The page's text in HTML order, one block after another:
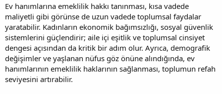
Ev hanımlarına emeklilik hakkı tanınması, kısa vadede
maliyetli gibi görünse de uzun vadede toplumsal faydalar
yaratabilir. Kadınların ekonomik bağımsızlığı, sosyal güvenlik
sistemlerini güçlendirir; aile içi eşitlik ve toplumsal cinsiyet
dengesi açısından da kritik bir adım olur. Ayrıca, demografik
değişimler ve yaşlanan nüfus göz önüne alındığında, ev
hanımlarının emeklilik haklarının sağlanması, toplumun refah
seviyesini artırabilir.